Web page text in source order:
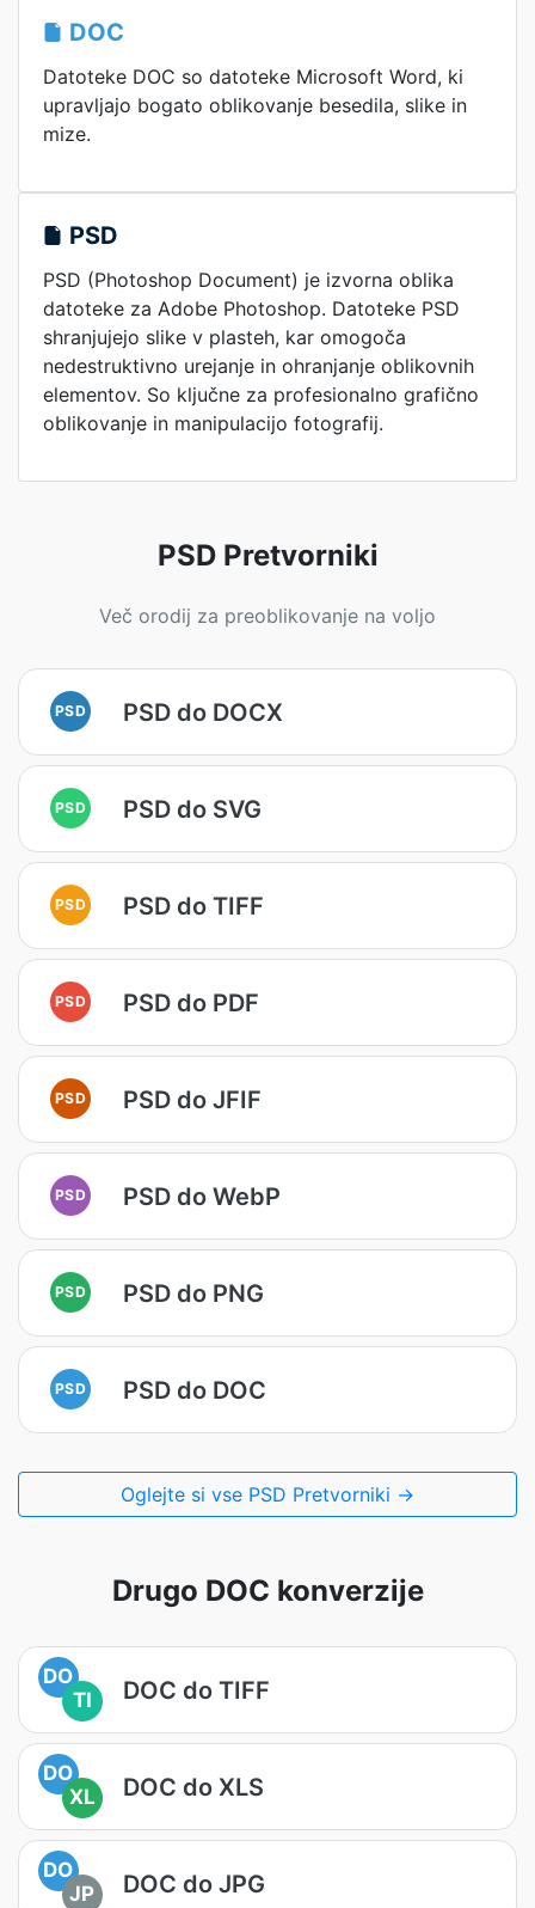
DOC
Datoteke DOC so datoteke Microsoft Word, ki
upravljajo bogato oblikovanje besedila, slike in
mize.
PSD
PSD (Photoshop Document) je izvorna oblika
datoteke za Adobe Photoshop. Datoteke PSD
shranjujejo slike v plasteh, kar omogoča
nedestruktivno urejanje in ohranjanje oblikovnih
elementov. So ključne za profesionalno grafično
oblikovanje in manipulacijo fotografij.
PSD Pretvorniki
Več orodij za preoblikovanje na voljo
PSD PSD do DOCX
PSD PSD do SVG
PSD PSD do TIFF
PSD PSD do PDF
PSD PSD do JFIF
PSD PSD do WebP
PSD PSD do PNG
PSD PSD do DOC
Oglejte si vse PSD Pretvorniki →
Drugo DOC konverzije
DO
TI
DOC do TIFF
DO
XL
DOC do XLS
DO
JP
DOC do JPG